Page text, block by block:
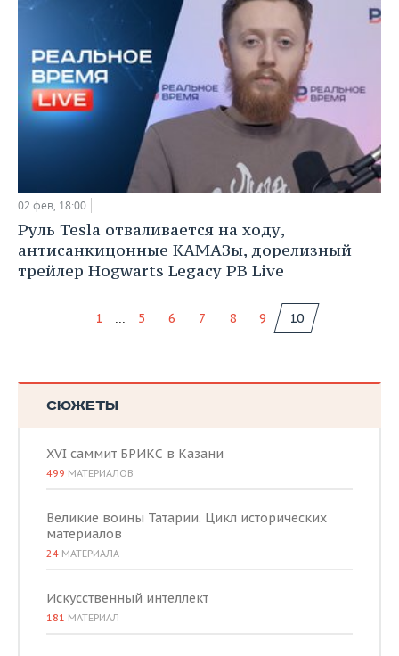
02 фев, 18:00
Руль Tesla отваливается на ходу,
антисанкицонные КАМАЗы, дорелизный
трейлер Hogwarts Legacy РВ Live
1 ... 5 6 7 8 9 10
СЮЖЕТЫ
XVI саммит БРИКС в Казани
499 МАТЕРИАЛОВ
Великие воины Татарии. Цикл исторических
материалов
24 МАТЕРИАЛА
Искусственный интеллект
181 МАТЕРИАЛ